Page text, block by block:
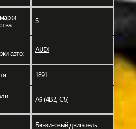
5
авто:
AUDI
1891
A6 (4B2, C5)
Бензиновый двигатель